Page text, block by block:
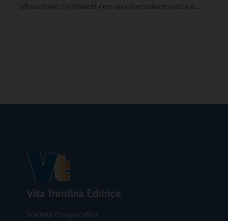
affascinare i visitatori con una narrazione unica e
Vita Trentina Editrice
Società Cooperativa